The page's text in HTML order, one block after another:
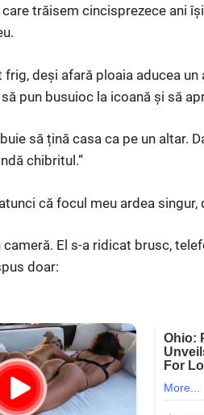
trăisem cincisprezece ani
frig, deși afară ploaia aducea
pun busuioc la icoană și să
să țină casa ca pe un altar.
chibritul.”
că focul meu ardea singur,
El s-a ridicat brusc,
doar: